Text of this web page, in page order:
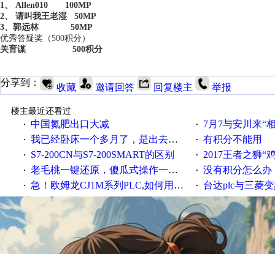
1、
Allen010
100MP
2、
请叫我王老湿 50MP
3、 郭远林 50MP
优秀答疑奖（500积分）
关育谋 500积分
分享到： 收藏 邀请回答 回复楼主 举报
楼主最近还看过
· 中国氮肥出口大减 · 7月7与安川来“
· 我已经卧床一个多月了，是出去安装机械手在高速遭遇车祸所致:大家工作都要特别注意啊 · 有积分不能用
· S7-200CN与S7-200SMART的区别 · 2017王者之狮“鸡”情签到
· 老毛桃一键还原，傻瓜式操作一键轻松备份还原；程序为向导式安装，一键即可实现自动备份或还原系统。 · 没有积分怎么办
· 急！欧姆龙CJ1M系列PLC,如何用时间控制变频器。要求时间在组态王中可以自由输入！拜托各位大神了！ · 台达plc与三菱